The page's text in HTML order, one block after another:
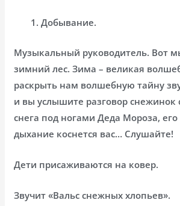
Добывание.
Музыкальный руководитель. Вот
зимний лес. Зима – великая
раскрыть нам волшебную тайну
и вы услышите разговор снежинок
снега под ногами Деда Мороза, его
дыхание коснется вас… Слушайте!
Дети присаживаются на ковер.
Звучит «Вальс снежных хлопьев».